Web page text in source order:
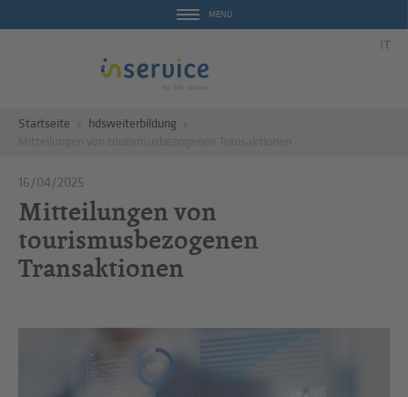
MENU
IT
Startseite
hdsweiterbildung
16/04/2025
Mitteilungen von
tourismusbezogenen
Transaktionen